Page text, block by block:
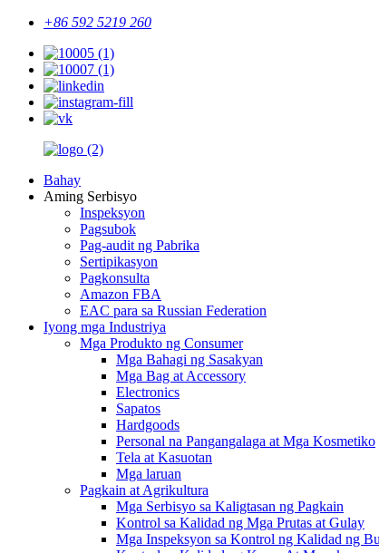
+86 592 5219 260
Bahay
Aming Serbisyo
Inspeksyon
Pagsubok
Pag-audit ng Pabrika
Sertipikasyon
Pagkonsulta
Amazon FBA
EAC para sa Russian Federation
Iyong mga Industriya
Mga Produkto ng Consumer
Mga Bahagi ng Sasakyan
Mga Bag at Accessory
Electronics
Sapatos
Hardgoods
Personal na Pangangalaga at Mga Kosmetiko
Tela at Kasuotan
Mga laruan
Pagkain at Agrikultura
Mga Serbisyo sa Kaligtasan ng Pagkain
Kontrol sa Kalidad ng Mga Prutas at Gulay
Mga Inspeksyon sa Kontrol ng Kalidad ng